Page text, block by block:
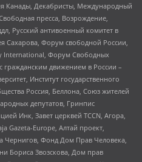
Канады, Декабристы, Международный
пресса, Возрождение,
Русский антивоенный комитет в
Сахарова, Форум свободной России,
International, Форум Свободных
гражданским движением в России –
Институт государственного
Россия, Беллона, Союз жителей
депутатов, Гринпис
Инк, Завет церквей TCCN, Агора,
Gazeta-Europe, Алтай проект,
Чернигов, Фонд Дом Прав Человека,
Бориса Звозскова, Дом прав